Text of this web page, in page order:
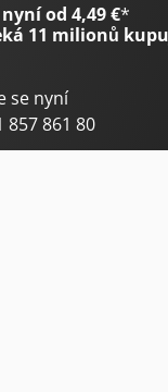
od 4,49 €*
11 milionů
se nyní
857 861 80